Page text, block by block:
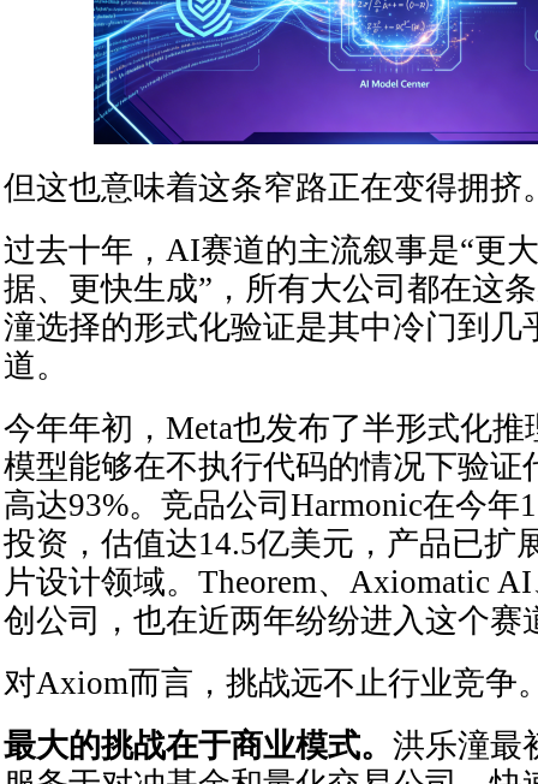
但这也意味着这条窄路正在变得拥挤
过去十年，AI赛道的主流叙事是“更
据、更快生成”，所有大公司都在这
潼选择的形式化验证是其中冷门到几
道。
今年年初，Meta也发布了半形式化
模型能够在不执行代码的情况下验证
高达93%。竞品公司Harmonic在今年
投资，估值达14.5亿美元，产品已扩
片设计领域。Theorem、Axiomatic
创公司，也在近两年纷纷进入这个赛
对Axiom而言，挑战远不止行业竞争
最大的挑战在于商业模式。 洪乐潼最